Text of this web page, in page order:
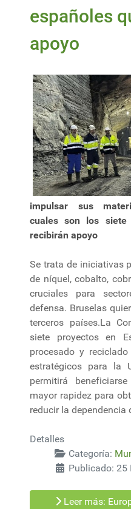
españoles
apoyo
impulsar sus
cuales son los siete
recibirán apoyo
Se trata de iniciativas
de níquel, cobalto,
cruciales para
defensa. Bruselas
terceros países.La
siete proyectos en
procesado y
estratégicos para la
permitirá
mayor rapidez para
reducir la dependencia
Detalles
Categoría:
Publicado: 25
Leer más: